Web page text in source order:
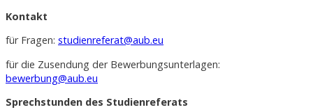
Kontakt
für Fragen: studienreferat@aub.eu
für die Zusendung der Bewerbungsunterlagen:
bewerbung@aub.eu
Sprechstunden des Studienreferats